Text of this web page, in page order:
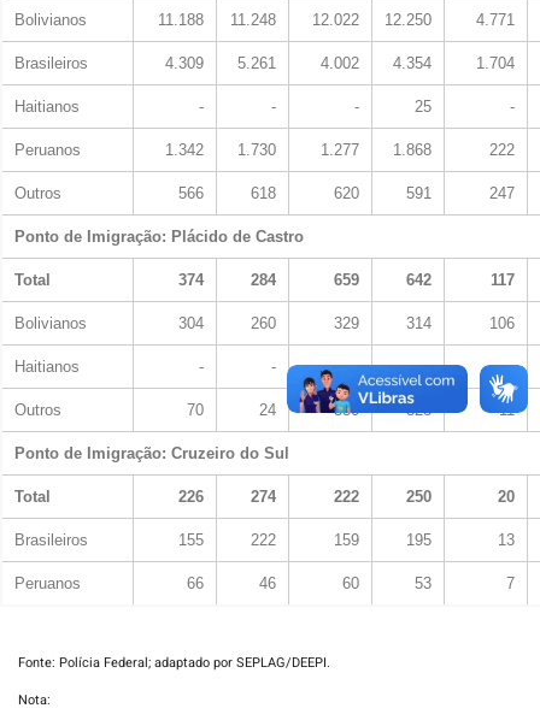
Bolivianos 11.188 11.248 12.022 12.250 4.771
Brasileiros 4.309 5.261 4.002 4.354 1.704
Haitianos - - - 25 -
Peruanos 1.342 1.730 1.277 1.868 222
Outros 566 618 620 591 247
Ponto de Imigração: Plácido de Castro
Total 374 284 659 642 117
Bolivianos 304 260 329 314 106
Haitianos - - - - -
Outros 70 24 330 328 11
Ponto de Imigração: Cruzeiro do Sul
Total 226 274 222 250 20
Brasileiros 155 222 159 195 13
Peruanos 66 46 60 53 7
Fonte: Polícia Federal; adaptado por SEPLAG/DEEPI.
Nota: